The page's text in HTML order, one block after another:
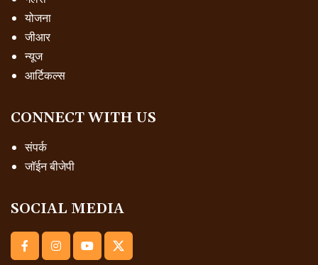
योजना
जीआर
न्यूज
आर्टिकल्स
CONNECT WITH US
संपर्क
जॉईन बीजेपी
SOCIAL MEDIA